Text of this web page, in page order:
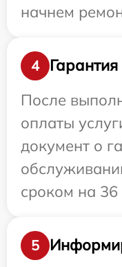
начнем
4
Гарантия
После
оплаты
документ о
сроком на 36
5